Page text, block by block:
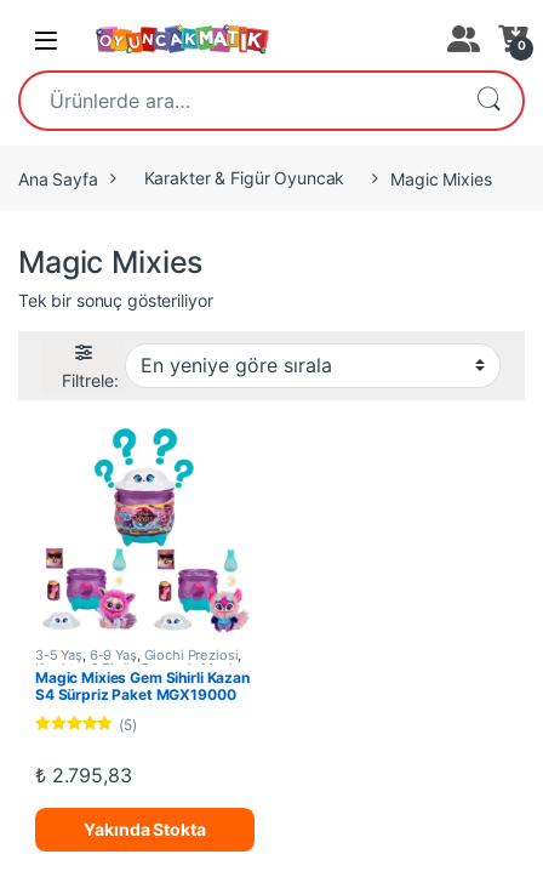
Open 0
Ara:
Ana Sayfa Karakter & Figür Oyuncak Magic Mixies
Magic Mixies
Tek bir sonuç gösteriliyor
Filtrele:
3-5 Yaş, 6-9 Yaş, Giochi Preziosi,
Karakter & Figür Oyuncak ,Magic
Mixies,Sürpriz Figür Oyuncaklar
Magic Mixies Gem Sihirli Kazan
S4 Sürpriz Paket MGX19000
(5)
₺2.795,83
Yakında Stokta